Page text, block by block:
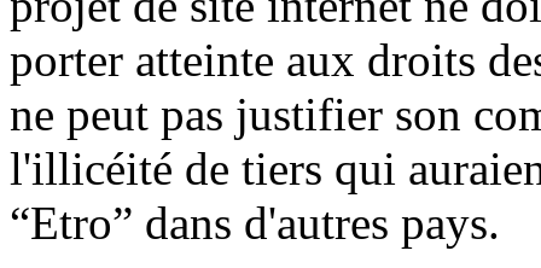
porter atteinte aux droits
ne peut pas justifier son
l'illicéité de tiers qui
“Etro” dans d'autres pays.